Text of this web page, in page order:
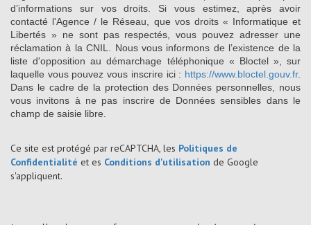
d’informations sur vos droits. Si vous estimez, après avoir
contacté l'Agence / le Réseau, que vos droits « Informatique et
Libertés » ne sont pas respectés, vous pouvez adresser une
réclamation à la CNIL. Nous vous informons de l’existence de la
liste d'opposition au démarchage téléphonique « Bloctel », sur
laquelle vous pouvez vous inscrire ici : https://www.bloctel.gouv.fr.
Dans le cadre de la protection des Données personnelles, nous
vous invitons à ne pas inscrire de Données sensibles dans le
champ de saisie libre.
Ce site est protégé par reCAPTCHA, les Politiques de
Confidentialité et es Conditions d'utilisation de Google
s'appliquent.